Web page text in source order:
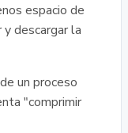
espacio de
y descargar la
un proceso
"comprimir